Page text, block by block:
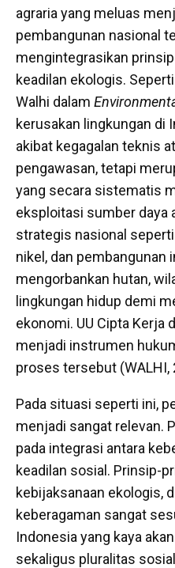
agraria yang meluas
pembangunan nasional
mengintegrasikan
keadilan ekologis.
Walhi dalam
kerusakan lingkungan di
akibat kegagalan teknis
pengawasan, tetapi
yang secara sistematis
eksploitasi sumber daya
strategis nasional seperti
nikel, dan
mengorbankan hutan,
lingkungan hidup demi
ekonomi. UU Cipta Kerja
menjadi instrumen
proses tersebut (WALHI,
Pada situasi seperti ini,
menjadi sangat relevan.
pada integrasi antara
keadilan sosial. Prinsip-
kebijaksanaan ekologis,
keberagaman sangat
Indonesia yang kaya
sekaligus pluralitas